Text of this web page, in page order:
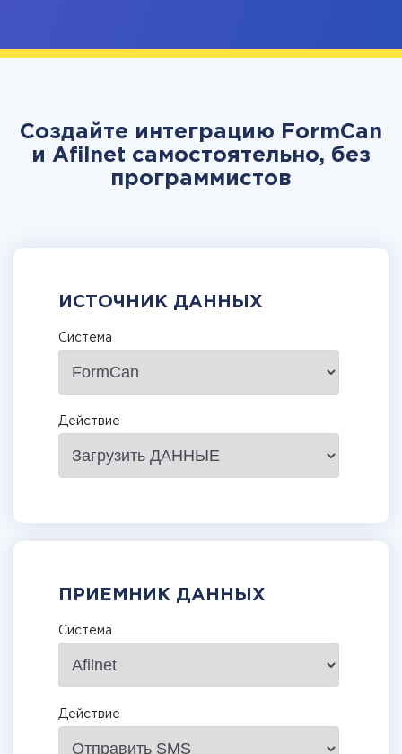
Создайте интеграцию FormCan
и Afilnet самостоятельно, без
программистов
ИСТОЧНИК ДАННЫХ
Система
Действие
ПРИЕМНИК ДАННЫХ
Система
Действие